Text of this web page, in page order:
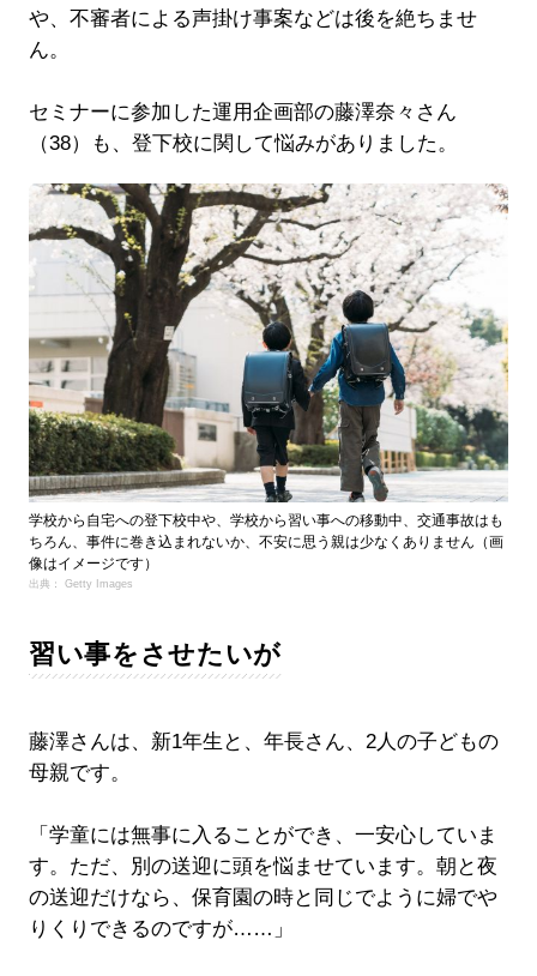
や、不審者による声掛け事案などは後を絶ちませ
ん。
セミナーに参加した運用企画部の藤澤奈々さん
（38）も、登下校に関して悩みがありました。
学校から自宅への登下校中や、学校から習い事への移動中、交通事故はも
ちろん、事件に巻き込まれないか、不安に思う親は少なくありません（画
像はイメージです）
出典： Getty Images
習い事をさせたいが
藤澤さんは、新1年生と、年長さん、2人の子どもの
母親です。
「学童には無事に入ることができ、一安心していま
す。ただ、別の送迎に頭を悩ませています。朝と夜
の送迎だけなら、保育園の時と同じでように婦でや
りくりできるのですが……」